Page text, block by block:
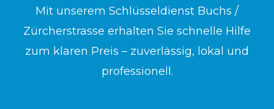
Mit unserem Schlüsseldienst Buchs /
Zürcherstrasse erhalten Sie schnelle Hilfe
zum klaren Preis – zuverlässig, lokal und
professionell.